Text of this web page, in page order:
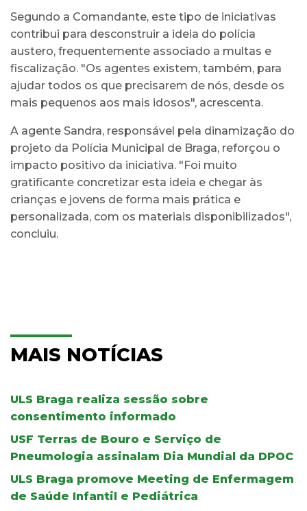
Segundo a Comandante, este tipo de iniciativas
contribui para desconstruir a ideia do polícia
austero, frequentemente associado a multas e
fiscalização. "Os agentes existem, também, para
ajudar todos os que precisarem de nós, desde os
mais pequenos aos mais idosos", acrescenta.
A agente Sandra, responsável pela dinamização do
projeto da Polícia Municipal de Braga, reforçou o
impacto positivo da iniciativa. "Foi muito
gratificante concretizar esta ideia e chegar às
crianças e jovens de forma mais prática e
personalizada, com os materiais disponibilizados",
concluiu.
MAIS NOTÍCIAS
ULS Braga realiza sessão sobre
consentimento informado
USF Terras de Bouro e Serviço de
Pneumologia assinalam Dia Mundial da DPOC
ULS Braga promove Meeting de Enfermagem
de Saúde Infantil e Pediátrica